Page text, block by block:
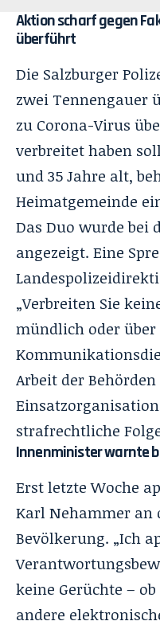
Aktion scharf gegen
überführt
Die Salzburger
zwei Tennengauer
zu Corona-Virus
verbreitet haben
und 35 Jahre alt,
Heimatgemeinde
Das Duo wurde bei
angezeigt. Eine
„Verbreiten Sie
mündlich oder
Arbeit der
strafrechtliche
Innenminister warnte
Erst letzte Woche
Karl Nehammer an
Bevölkerung. „Ich
keine Gerüchte –
andere